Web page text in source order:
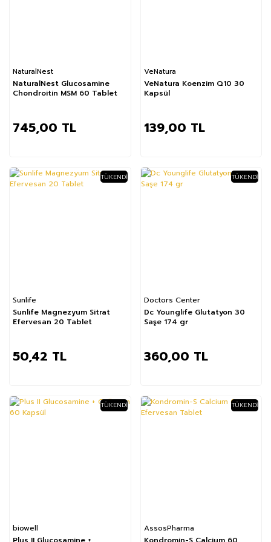
NaturalNest
NaturalNest Glucosamine
Chondroitin MSM 60 Tablet
745,00 TL
VeNatura
VeNatura Koenzim Q10 30
Kapsül
139,00 TL
TÜKENDI
Sunlife
Sunlife Magnezyum Sitrat
Efervesan 20 Tablet
50,42 TL
TÜKENDI
Doctors Center
Dc Younglife Glutatyon 30
Saşe 174 gr
360,00 TL
TÜKENDI
biowell
TÜKENDI
AssosPharma